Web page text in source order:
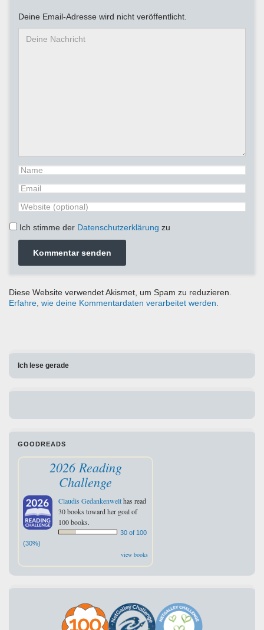
Deine Email-Adresse wird nicht veröffentlicht.
Ich stimme der Datenschutzerklärung zu
Diese Website verwendet Akismet, um Spam zu reduzieren.
Erfahre, wie deine Kommentardaten verarbeitet werden.
Ich lese gerade
GOODREADS
2026 Reading
Challenge
Claudis Gedankenwelthas read
30 books toward her goal of
100 books.
30 of 100
(30%)
view books